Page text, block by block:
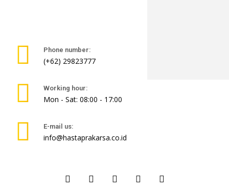
Phone number:
(+62) 29823777
Working hour:
Mon - Sat: 08:00 - 17:00
E-mail us:
info@hastaprakarsa.co.id